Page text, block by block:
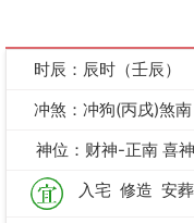
时辰：辰时（壬辰）
冲煞：冲狗(丙戌)煞南
神位：财神-正南 喜
入宅 修造 安葬